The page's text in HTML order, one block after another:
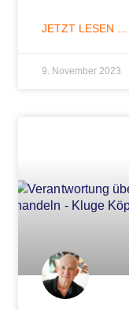
JETZT LESEN ...
9. November 2023